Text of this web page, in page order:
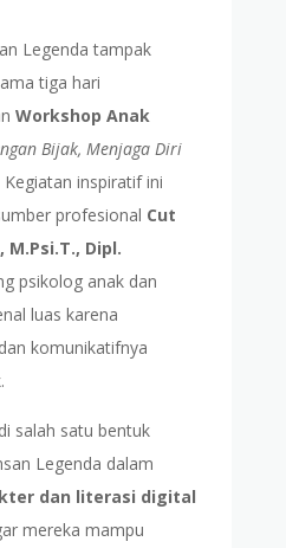
Legenda tampak
tiga hari
Workshop Anak
Bijak, Menjaga Diri
Kegiatan inspiratif ini
profesional Cut
M.Psi.T., Dipl.
psikolog anak dan
luas karena
komunikatifnya
salah satu bentuk
Legenda dalam
dan literasi digital
mereka mampu